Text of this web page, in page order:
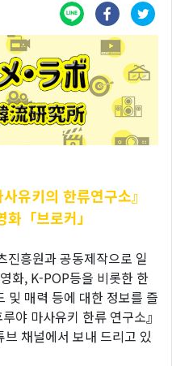
사유키의 한류연구소』
「브로커」
진흥원과 공동제작으로 일
화, K-POP등을 비롯한 한
및 매력 등에 대한 정보를 즐
야 마사유키 한류 연구소』
채널에서 보내 드리고 있